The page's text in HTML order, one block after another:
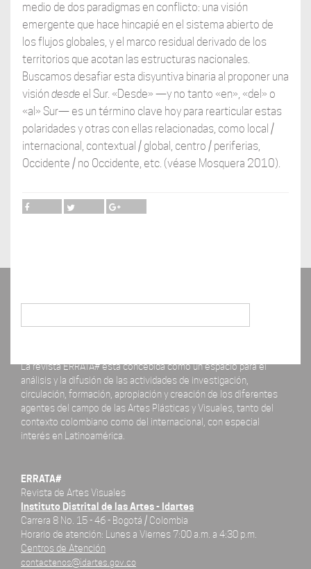
medio de dos paradigmas en conflicto: una visión
emergente que hace hincapié en el sistema abierto de
los flujos globales, y el marco residual derivado de los
territorios que acotan las estructuras nacionales.
Buscamos desafiar esta disyuntiva binaria al proponer una
visión desde el Sur. «Desde» —y no tanto «en», «del» o
«al» Sur— es un término clave hoy para rearticular estas
polaridades y otras con ellas relacionadas, como local /
internacional, contextual / global, centro / periferias,
Occidente / no Occidente, etc. (véase Mosquera 2010).
La revista ERRATA# está concebida como un espacio para el
análisis y la difusión de las actividades de investigación,
circulación, formación, apropiación y creación de los diferentes
agentes del campo de las Artes Plásticas y Visuales, tanto del
contexto colombiano como del internacional, con especial
interés en Latinoamérica.
ERRATA#
Revista de Artes Visuales
Instituto Distrital de las Artes - Idartes
Carrera 8 No. 15 - 46 - Bogotá / Colombia
Horario de atención: Lunes a Viernes 7:00 a.m. a 4:30 p.m.
Centros de Atención
contactenos@idartes.gov.co